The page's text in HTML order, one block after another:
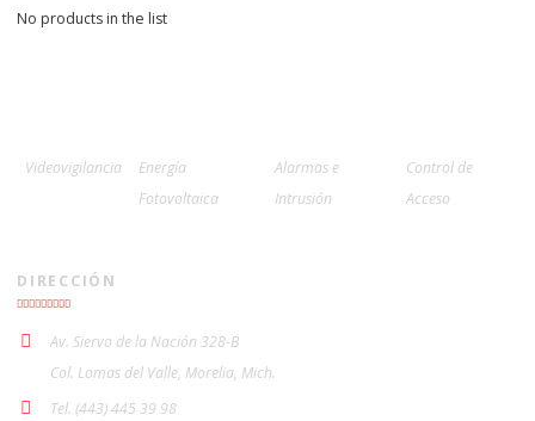
No products in the list
Videovigilancia
Energía
Fotovoltaica
Alarmas e
Intrusión
Control de
Acceso
DIRECCIÓN
Av. Siervo de la Nación 328-B
Col. Lomas del Valle, Morelia, Mich.
Tel. (443) 445 39 98